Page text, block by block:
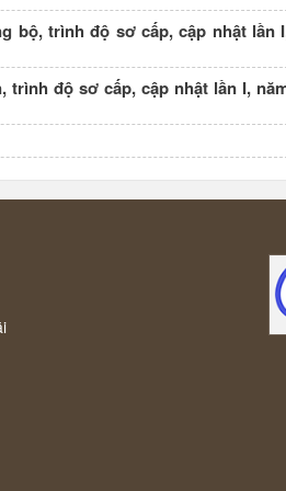
bộ, trình độ sơ cấp, cập nhật lần
trình độ sơ cấp, cập nhật lần I,